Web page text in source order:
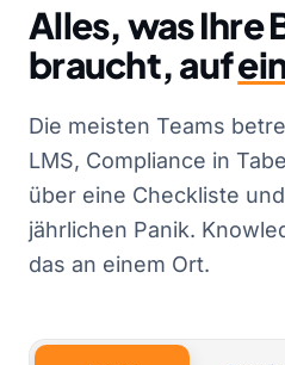
Alles, was Ihre
braucht, auf
Die meisten Teams
LMS, Compliance in
über eine Checkliste
jährlichen Panik.
das an einem Ort.